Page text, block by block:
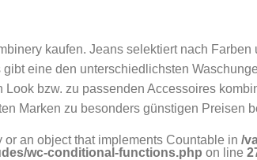
kaufen. Jeans selektiert nach Farben
eine den unterschiedlichsten
bzw. zu passenden Accessoires
Marken zu besonders günstigen Preisen
or an object that implements Countable in /
wc-conditional-functions.php on line